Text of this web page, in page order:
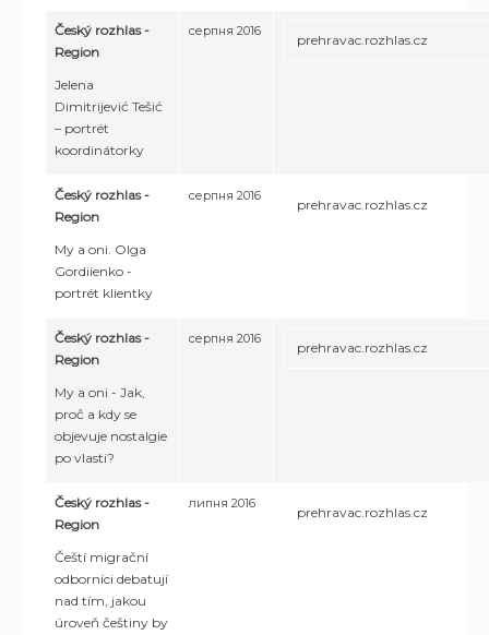
Český rozhlas -
Region
Jelena
Dimitrijević Tešić
– portrét
koordinátorky
серпня 2016
prehravac.rozhlas.cz
Český rozhlas -
Region
My a oni. Olga
Gordiienko -
portrét klientky
серпня 2016
prehravac.rozhlas.cz
Český rozhlas -
Region
My a oni - Jak,
proč a kdy se
objevuje nostalgie
po vlasti?
серпня 2016
prehravac.rozhlas.cz
Český rozhlas -
Region
Čeští migrační
odborníci debatují
nad tím, jakou
úroveň češtiny by
липня 2016
prehravac.rozhlas.cz